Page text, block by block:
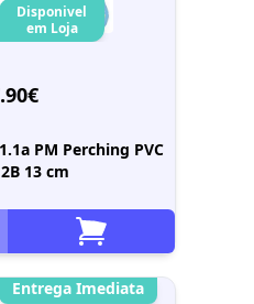
Disponivel
em Loja
PM Perching PVC
13 cm
Entrega Imediata